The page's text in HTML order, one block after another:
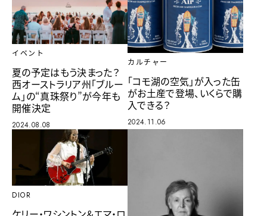
イベント
夏の予定はもう決まった？
西オーストラリア州「ブルー
ム」の“真珠祭り”が今年も
開催決定
2024.08.08
カルチャー
「コモ湖の空気」が入った缶
がお土産で登場、いくらで購
入できる？
2024.11.06
DIOR